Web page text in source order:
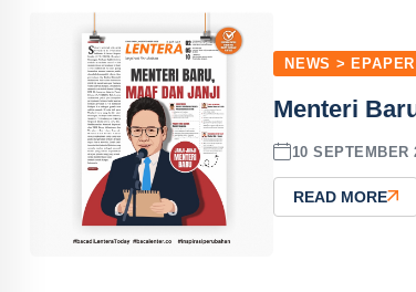
NEWS > EPAPER
Menteri
10 SEPTEMBER
READ MORE